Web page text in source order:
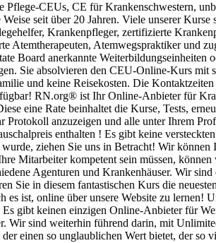
Pflege-CEUs, CE für Krankenschwestern,
seit über 20 Jahren. Viele unserer
Krankenpfleger, zertifizierte
Atemtherapeuten, Atemwegspraktiker und
Board anerkannte
Sie absolvieren den CEU-Online-Kurs
und keine Reisekosten. Die
RN.org® ist Ihr Online-Anbieter für
eine Rate beinhaltet die Kurse, Tests,
Protokoll anzuzeigen und alle unter Ihrem
enthalten ! Es gibt keine
ziehen Sie uns in Betracht! Wir
Mitarbeiter kompetent sein müssen,
Agenturen und Krankenhäuser. Wir
Sie in diesem fantastischen Kurs die
es ist, online über unsere Website zu
gibt keinen einzigen Online-Anbieter für
Wir sind weiterhin führend darin, mit
einen so unglaublichen Wert bietet, der